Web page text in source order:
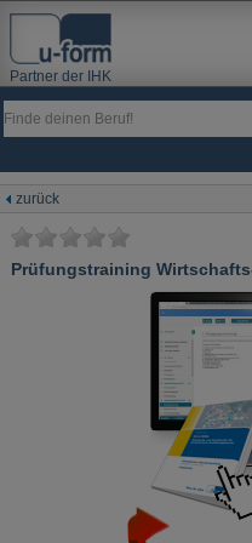
Partner der IHK
zurück
Prüfungstraining